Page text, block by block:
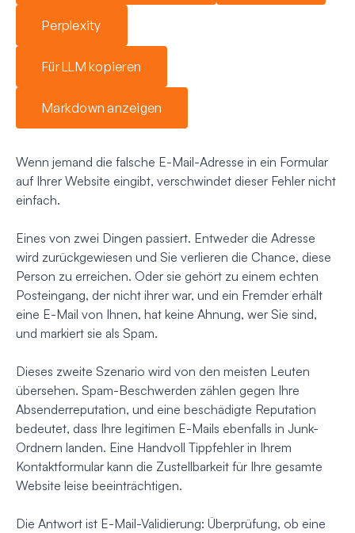
Perplexity
Für LLM kopieren
Markdown anzeigen
Wenn jemand die falsche E-Mail-Adresse in ein Formular
auf Ihrer Website eingibt, verschwindet dieser Fehler nicht
einfach.
Eines von zwei Dingen passiert. Entweder die Adresse
wird zurückgewiesen und Sie verlieren die Chance, diese
Person zu erreichen. Oder sie gehört zu einem echten
Posteingang, der nicht ihrer war, und ein Fremder erhält
eine E-Mail von Ihnen, hat keine Ahnung, wer Sie sind,
und markiert sie als Spam.
Dieses zweite Szenario wird von den meisten Leuten
übersehen. Spam-Beschwerden zählen gegen Ihre
Absenderreputation, und eine beschädigte Reputation
bedeutet, dass Ihre legitimen E-Mails ebenfalls in Junk-
Ordnern landen. Eine Handvoll Tippfehler in Ihrem
Kontaktformular kann die Zustellbarkeit für Ihre gesamte
Website leise beeinträchtigen.
Die Antwort ist E-Mail-Validierung: Überprüfung, ob eine